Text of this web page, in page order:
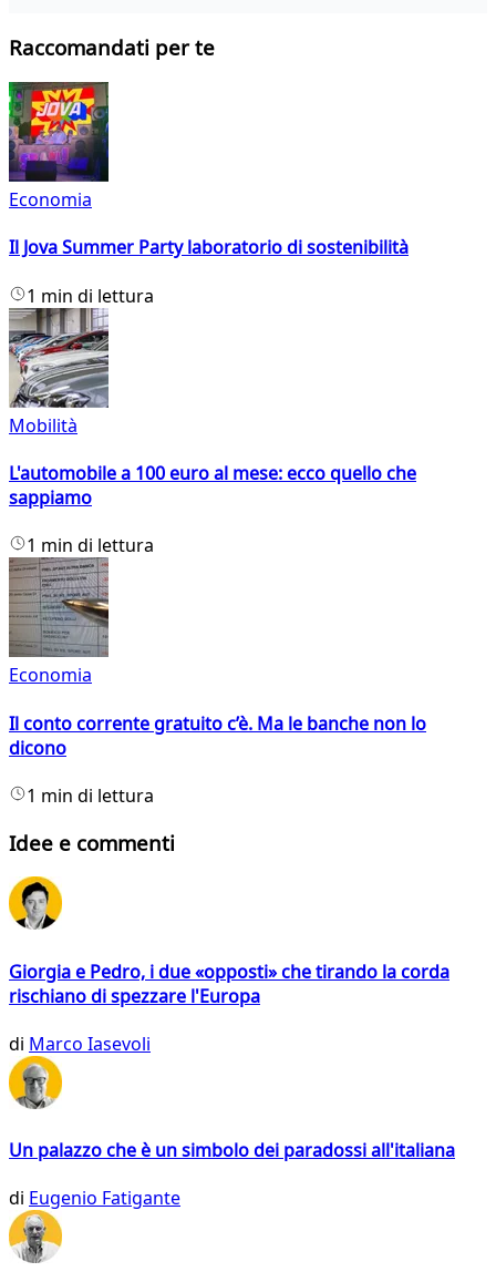
Raccomandati per te
Economia
Il Jova Summer Party laboratorio di sostenibilità
1 min di lettura
Mobilità
L'automobile a 100 euro al mese: ecco quello che
sappiamo
1 min di lettura
Economia
Il conto corrente gratuito c’è. Ma le banche non lo
dicono
1 min di lettura
Idee e commenti
Giorgia e Pedro, i due «opposti» che tirando la corda
rischiano di spezzare l'Europa
di Marco Iasevoli
Un palazzo che è un simbolo dei paradossi all'italiana
di Eugenio Fatigante